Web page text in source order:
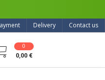
Contact us
Delivery
0
0,00 €